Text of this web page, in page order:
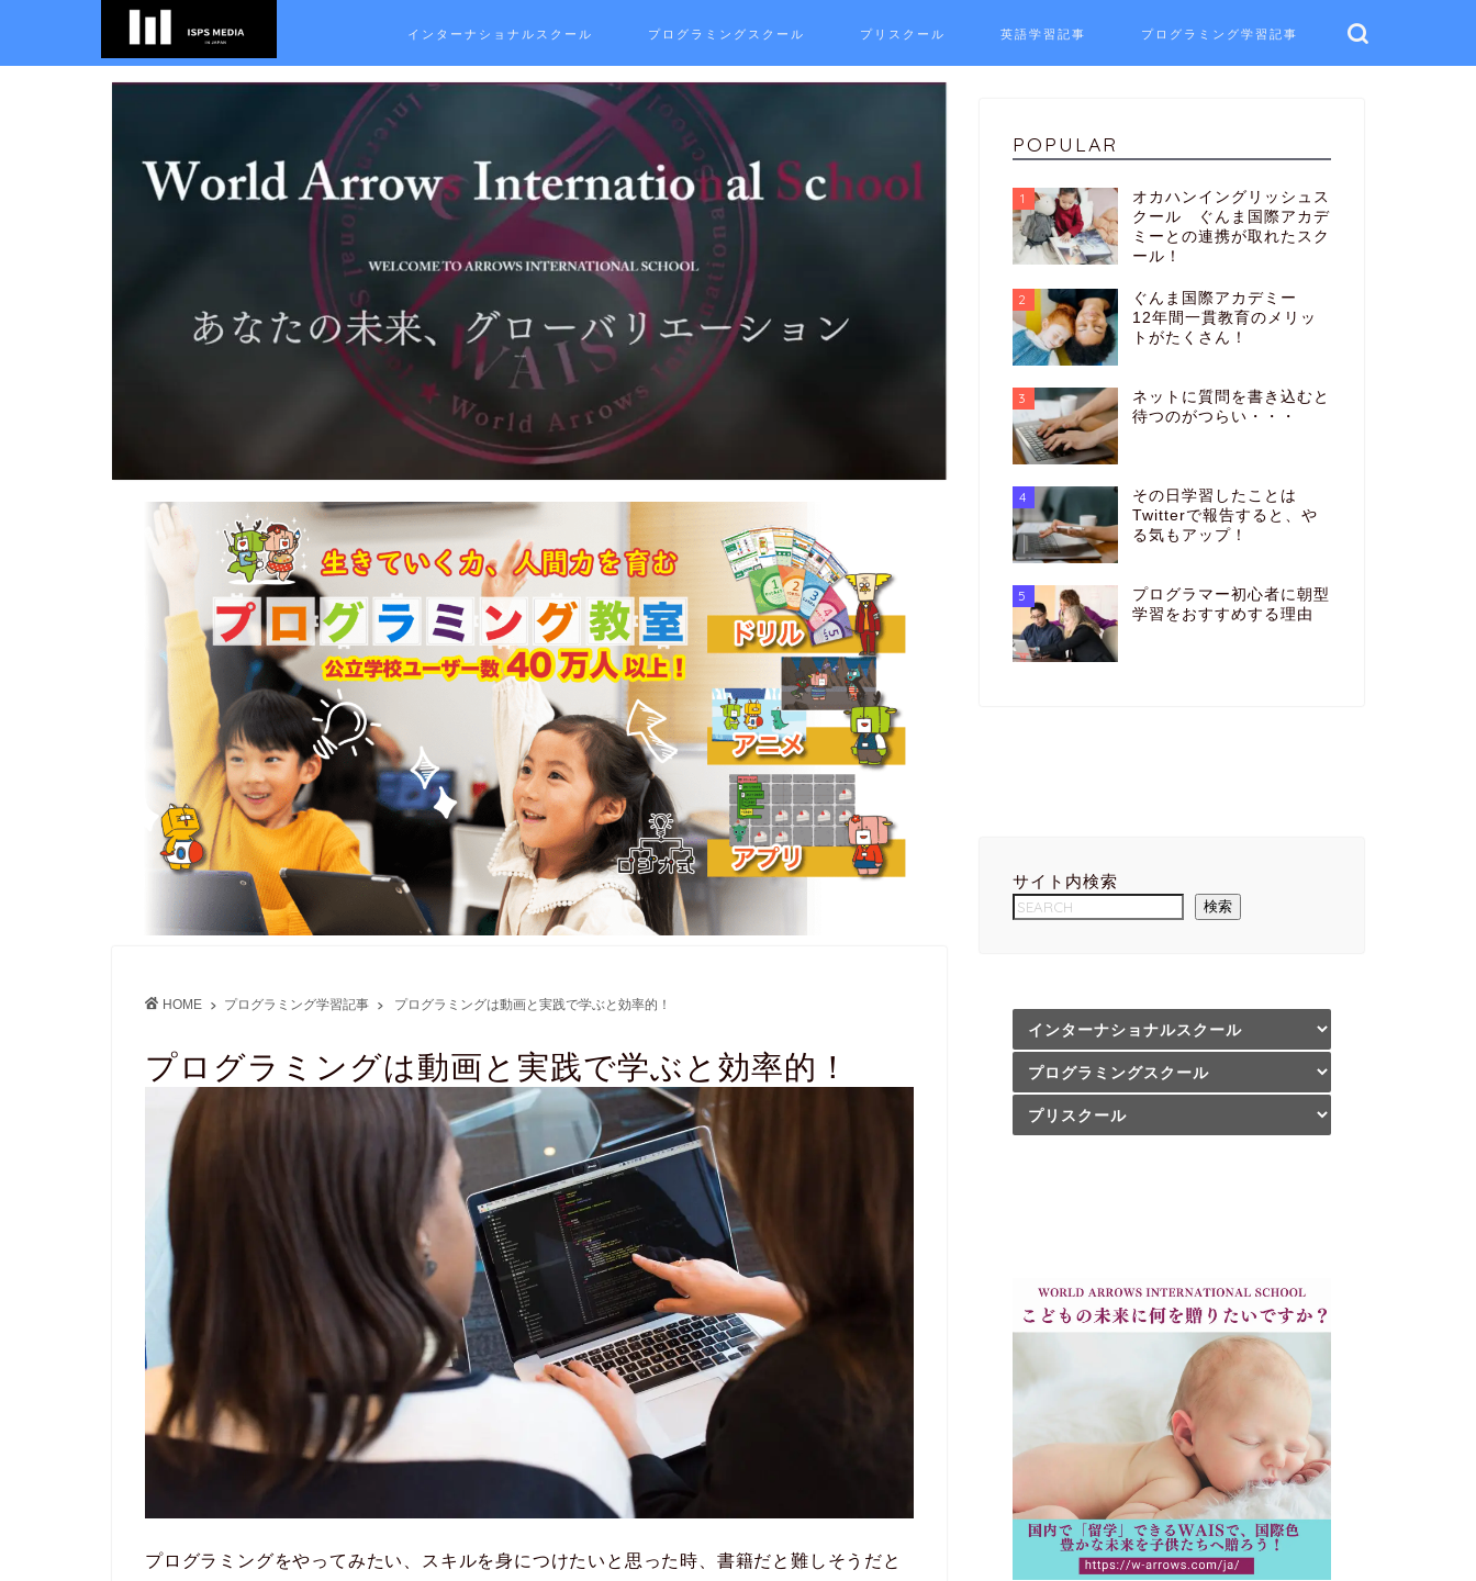
インターナショナルスクール プログラミングスクール プリスクール 英語学習記事 プログラミング学習記事
HOME プログラミング学習記事 プログラミングは動画と実践で学ぶと効率的！
プログラミングは動画と実践で学ぶと効率的！
プログラミングをやってみたい、スキルを身につけたいと思った時、書籍だと難しそうだと
POPULAR
1
オカハンイングリッシュス
クール ぐんま国際アカデ
ミーとの連携が取れたスク
ール！
2
ぐんま国際アカデミー
12年間一貫教育のメリッ
トがたくさん！
3
ネットに質問を書き込むと
待つのがつらい・・・
4
その日学習したことは
Twitterで報告すると、や
る気もアップ！
5
プログラマー初心者に朝型
学習をおすすめする理由
サイト内検索
検索